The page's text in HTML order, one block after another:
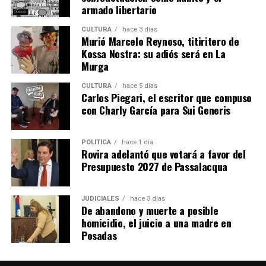
Como Emilia Mernes,
temas políticos, pero esta vez publicó en su historia la
frase “La patria no se vende” junto a una imagen en la
que aparece la Bandera Argentina.
armado libertario
CULTURA hace 3 días
Murió Marcelo Reynoso, titiritero de
Kossa Nostra: su adiós será en La
Murga
CULTURA hace 5 días
Carlos Piegari, el escritor que compuso
con Charly García para Sui Generis
POLÍTICA hace 1 día
Rovira adelantó que votará a favor del
Presupuesto 2027 de Passalacqua
JUDICIALES hace 3 días
De abandono y muerte a posible
homicidio, el juicio a una madre en
Posadas